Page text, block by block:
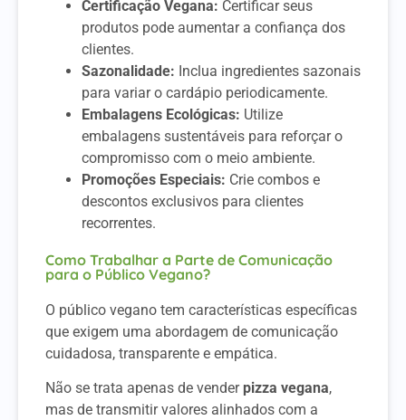
Certificação Vegana: Certificar seus
produtos pode aumentar a confiança dos
clientes.
Sazonalidade: Inclua ingredientes sazonais
para variar o cardápio periodicamente.
Embalagens Ecológicas: Utilize
embalagens sustentáveis para reforçar o
compromisso com o meio ambiente.
Promoções Especiais: Crie combos e
descontos exclusivos para clientes
recorrentes.
Como Trabalhar a Parte de Comunicação
para o Público Vegano?
O público vegano tem características específicas
que exigem uma abordagem de comunicação
cuidadosa, transparente e empática.
Não se trata apenas de vender pizza vegana,
mas de transmitir valores alinhados com a